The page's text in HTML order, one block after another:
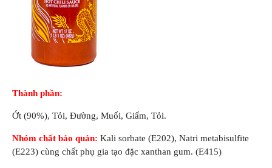
Thành phần:
Ớt (90%), Tỏi, Đường, Muối, Giấm, Tỏi.
Nhóm chất bảo quản: Kali sorbate (E202), Natri metabisulfite
(E223) cùng chất phụ gia tạo đặc xanthan gum. (E415)